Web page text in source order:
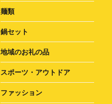
麺類
鍋セット
地域のお礼の品
スポーツ・アウトドア
ファッション